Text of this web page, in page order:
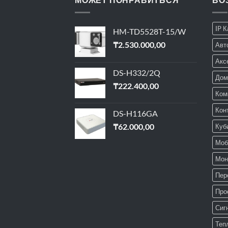
HM-TD5528T-15/W
₸2.530.000,00
DS-H332/2Q
₸222.400,00
DS-H116GA
₸62.000,00
IP